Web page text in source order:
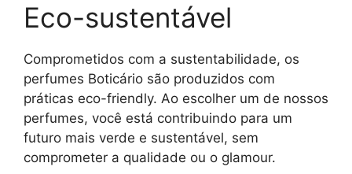
Eco-sustentável
Comprometidos com a sustentabilidade, os
perfumes Boticário são produzidos com
práticas eco-friendly. Ao escolher um de nossos
perfumes, você está contribuindo para um
futuro mais verde e sustentável, sem
comprometer a qualidade ou o glamour.